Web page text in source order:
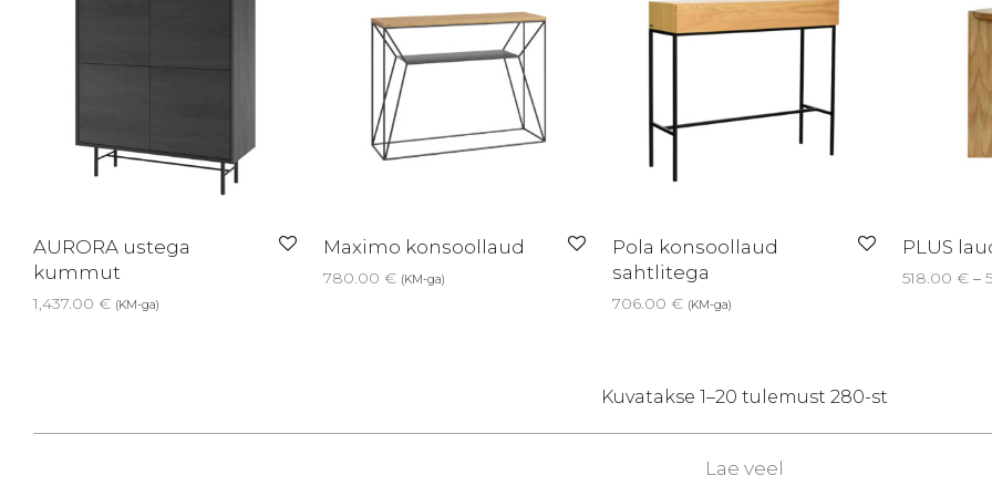
AURORA ustega
kummut
1,437.00 € (KM-ga)
Maximo konsoollaud
780.00 € (KM-ga)
Pola konsoollaud
sahtlitega
706.00 € (KM-ga)
PLUS
518.00 € –
Kuvatakse 1–20 tulemust 280-stSorted
by
Lae veel